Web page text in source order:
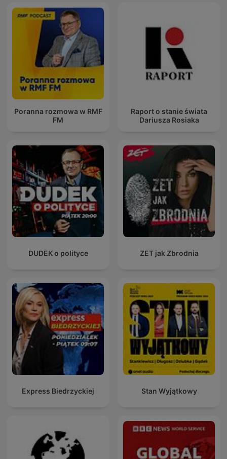
Poranna rozmowa w RMF
FM
Raport o stanie świata
Dariusza Rosiaka
DUDEK o polityce ZET jak Zbrodnia
Express Biedrzyckiej Stan Wyjątkowy